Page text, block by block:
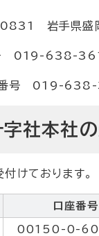
岩手県盛岡
638-
号 019-638-
字社本社
けております。
口座番号
00150-0-